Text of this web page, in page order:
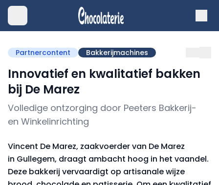
Partnercontent Bakkerijmachines
Innovatief en kwalitatief bakken
bij De Marez
Volledige ontzorging door Peeters Bakkerij-
en Winkelinrichting
Vincent De Marez, zaakvoerder van De Marez
in Gullegem, draagt ambacht hoog in het vaandel.
Deze bakkerij vervaardigt op artisanale wijze